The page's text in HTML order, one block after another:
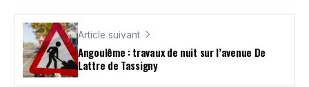
Article suivant
Angoulême : travaux de nuit sur l’avenue De
Lattre de Tassigny